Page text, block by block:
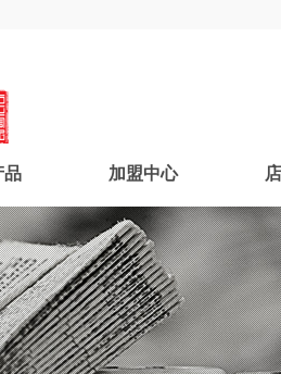
品 加盟中心